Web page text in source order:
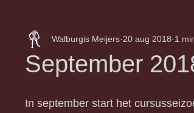
September
Walburgis Meijers 20 aug 2018 1
In september start het